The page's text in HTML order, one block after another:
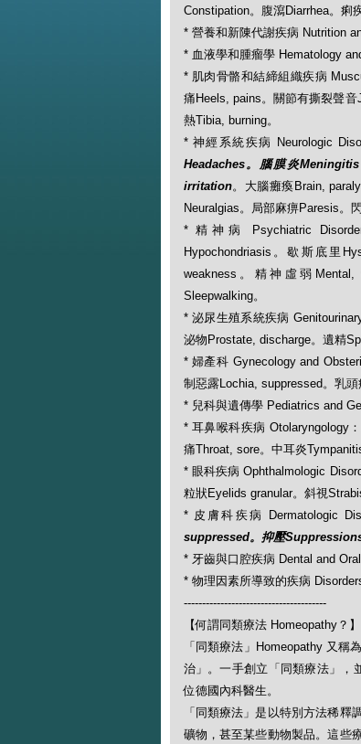
Constipation。腹瀉Diarrhea。痢
* 營養和新陳代謝疾病 Nutrition
* 血液學和腫瘤學 Hematology
* 肌肉骨骼和結締組織疾病
痛Heels, pains。關節有撕裂聲
熱Tibia, burning。
* 神經系統疾病 Neurologic
Headaches。腦膜炎
irritation。大腦癱瘓Brain,
Neuralgias。局部麻痹Paresis。
* 精神病 Psychiatric
Hypochondriasis。歇斯底里
weakness。精神虛弱
Sleepwalking。
* 泌尿生殖系統疾病
泌物Prostate, discharge。遺精
* 婦產科 Gynecology and
制惡露Lochia, suppressed。乳頭
* 兒科與遺傳學 Pediatrics and
* 耳鼻喉科疾病 Otolaryngology
痛Throat, sore。中耳炎Tympanitis
* 眼科疾病 Ophthalmologic
粒狀Eyelids granular。斜視
* 皮膚科疾病 Dermatologic
suppressed。抑壓
* 牙齒與口腔疾病 Dental and
* 物理因素所導致的疾病
---------------------------------------
【何謂同類療法 Homeopathy？】
「同類療法」Homeopathy 又
治」。一手創立「同類療法」，
位德國內科醫生。
「同類療法」是以特別方法稀釋
礦物，甚至某些動物製品。這些